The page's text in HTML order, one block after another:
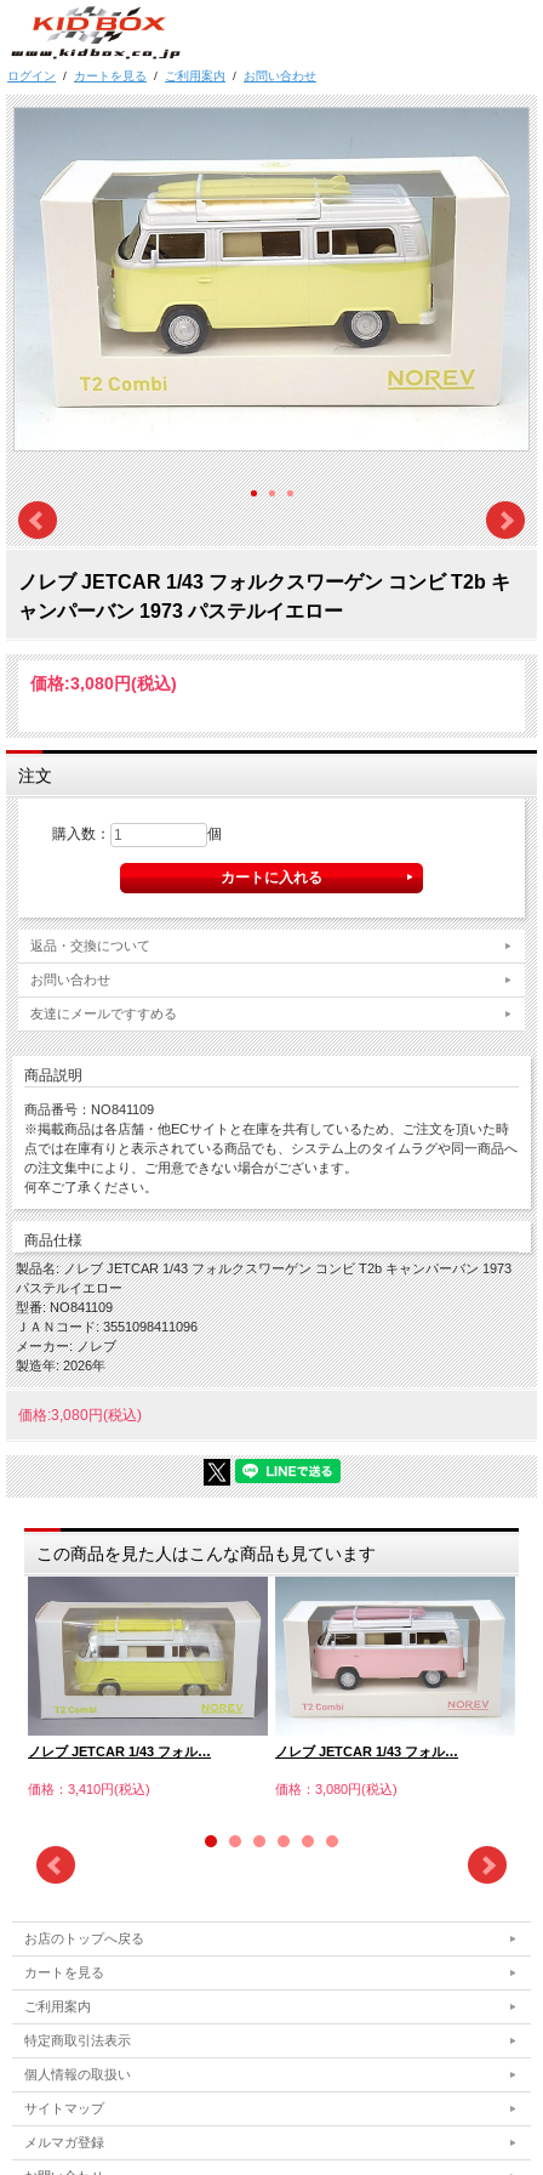
ログイン / カートを見る / ご利用案内 / お問い合わせ
ノレブ JETCAR 1/43 フォルクスワーゲン コンビ T2b キ
ャンパーバン 1973 パステルイエロー
価格:3,080円(税込)
注文
購入数： 個
返品・交換について
お問い合わせ
友達にメールですすめる
商品説明
商品番号：NO841109
※掲載商品は各店舗・他ECサイトと在庫を共有しているため、ご注文を頂いた時
点では在庫有りと表示されている商品でも、システム上のタイムラグや同一商品へ
の注文集中により、ご用意できない場合がございます。
何卒ご了承ください。
商品仕様
製品名: ノレブ JETCAR 1/43 フォルクスワーゲン コンビ T2b キャンパーバン 1973
パステルイエロー
型番: NO841109
ＪＡＮコード: 3551098411096
メーカー: ノレブ
製造年: 2026年
価格:3,080円(税込)
この商品を見た人はこんな商品も見ています
ノレブ JETCAR 1/43 フォル…
価格：3,410円(税込)
ノレブ JETCAR 1/43 フォル…
価格：3,080円(税込)
お店のトップへ戻る
カートを見る
ご利用案内
特定商取引法表示
個人情報の取扱い
サイトマップ
メルマガ登録